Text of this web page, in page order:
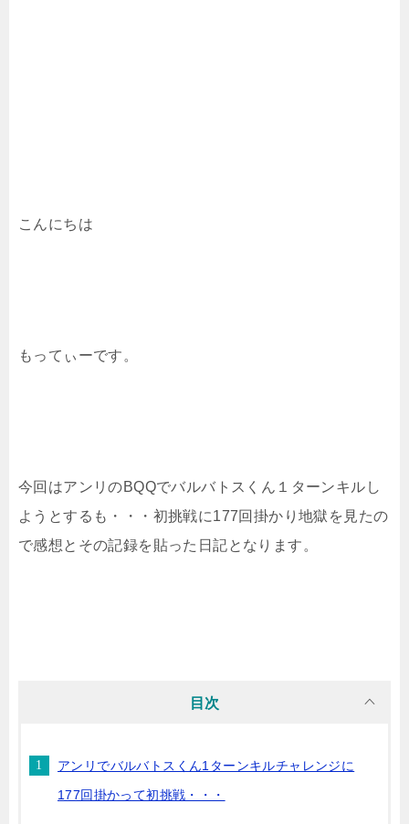
こんにちは
もってぃーです。
今回はアンリのBQQでバルバトスくん１ターンキルし
ようとするも・・・初挑戦に177回掛かり地獄を見たの
で感想とその記録を貼った日記となります。
目次
アンリでバルバトスくん1ターンキルチャレンジに
177回掛かって初挑戦・・・